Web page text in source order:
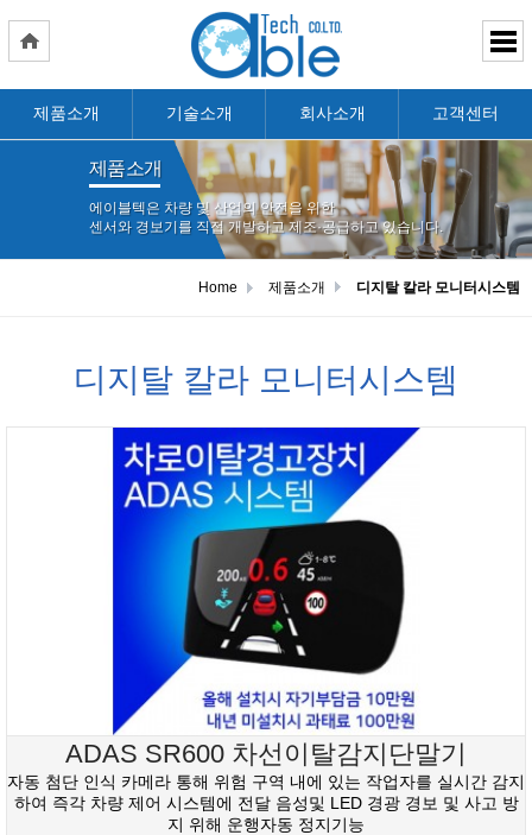
제품소개 기술소개 회사소개 고객센터
제품소개
에이블텍은 차량 및 산업의 안전을 위한
센서와 경보기를 직접 개발하고 제조·공급하고 있습니다.
Home 제품소개 디지탈 칼라 모니터시스템
디지탈 칼라 모니터시스템
ADAS SR600 차선이탈감지단말기
자동 첨단 인식 카메라 통해 위험 구역 내에 있는 작업자를 실시간 감지
하여 즉각 차량 제어 시스템에 전달 음성및 LED 경광 경보 및 사고 방
지 위해 운행자동 정지기능